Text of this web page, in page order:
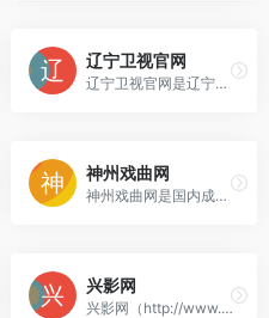
辽宁卫视官网
辽宁卫视官网是辽宁省广播电...
神州戏曲网
神州戏曲网是国内成立最早的...
兴影网
兴影网（http://www.xiy.tv）...